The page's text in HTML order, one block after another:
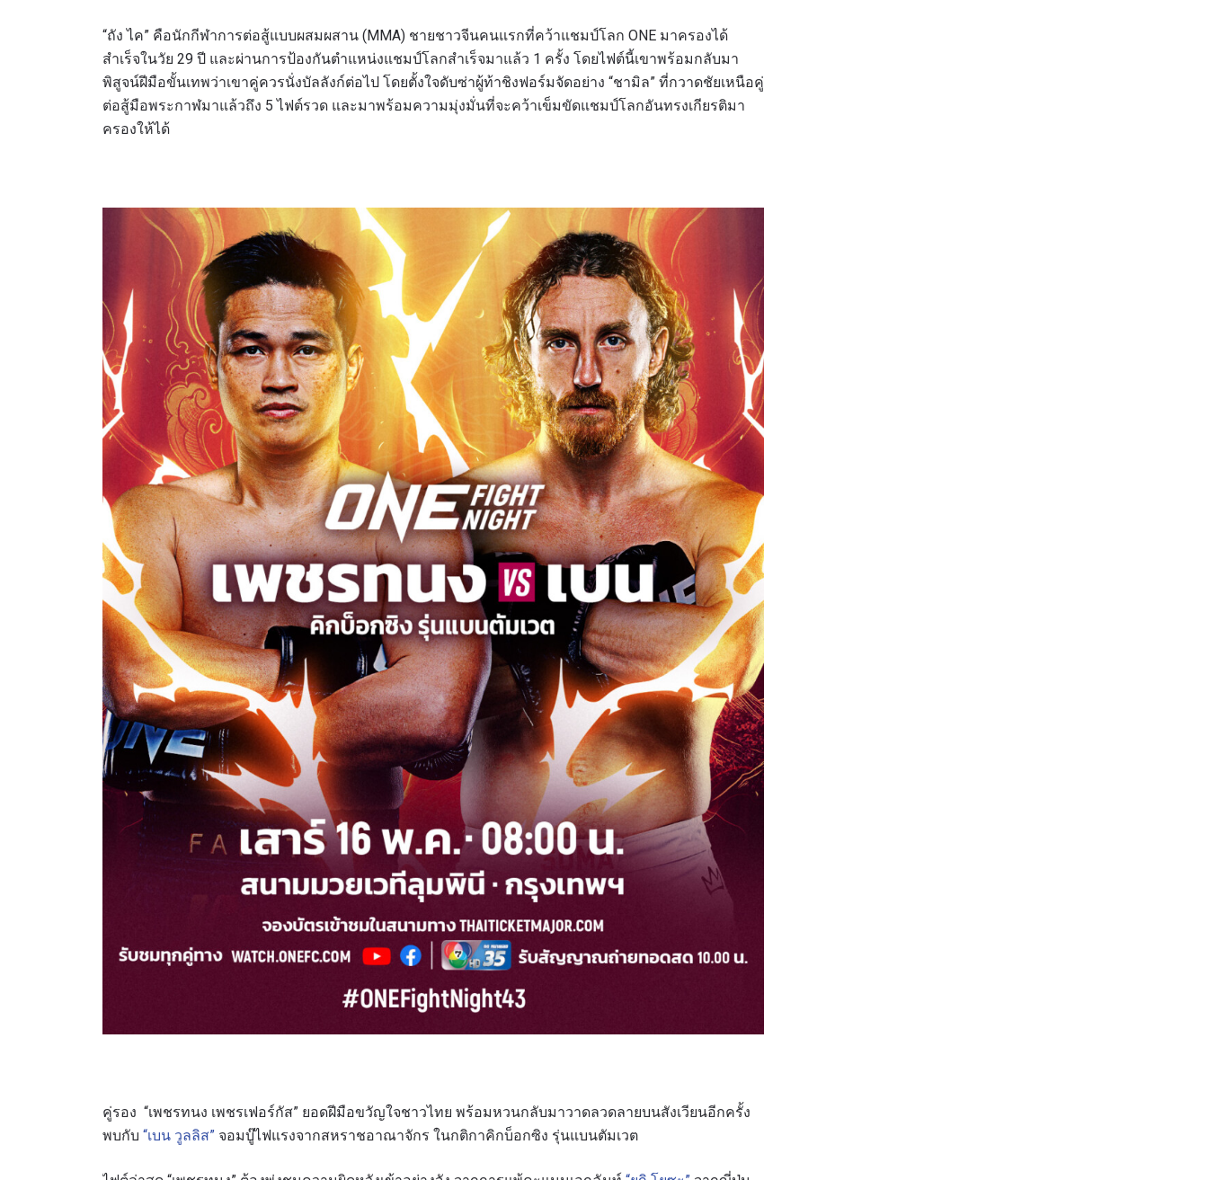
“ถัง ไค” คือนักกีฬาการต่อสู้แบบผสมผสาน (MMA) ชายชาวจีนคนแรกที่คว้าแชมป์โลก ONE มาครองได้
สำเร็จในวัย 29 ปี และผ่านการป้องกันตำแหน่งแชมป์โลกสำเร็จมาแล้ว 1 ครั้ง โดยไฟต์นี้เขาพร้อมกลับมา
พิสูจน์ฝีมือขั้นเทพว่าเขาคู่ควรนั่งบัลลังก์ต่อไป โดยตั้งใจดับซ่าผู้ท้าชิงฟอร์มจัดอย่าง “ชามิล” ที่กวาดชัยเหนือคู่
ต่อสู้มือพระกาฬมาแล้วถึง 5 ไฟต์รวด และมาพร้อมความมุ่งมั่นที่จะคว้าเข็มขัดแชมป์โลกอันทรงเกียรติมา
ครองให้ได้
คู่รอง “เพชรทนง เพชรเฟอร์กัส” ยอดฝีมือขวัญใจชาวไทย พร้อมหวนกลับมาวาดลวดลายบนสังเวียนอีกครั้ง
พบกับ “เบน วูลลิส” จอมบู๊ไฟแรงจากสหราชอาณาจักร ในกติกาคิกบ็อกซิง รุ่นแบนตัมเวต
ดูไฮไลต์การแข่งขัน
สมัคร
การส่งแบบฟอร์มนี้ถือว่าท่านให้ความยินยอมให้เรารวบรวม ใช้งาน และเปิด
เผยข้อมูลของท่านภายใต้นโยบายความเป็นส่วนตัวของเรา ท่านสามารถยกเลิก